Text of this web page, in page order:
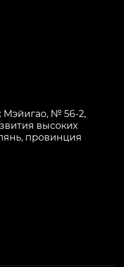
№ 56-2,
высоких
провинция